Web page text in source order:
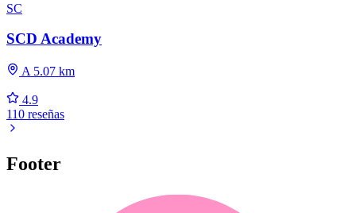
SC
SCD Academy
A 5.07 km
4.9
110 reseñas
Footer